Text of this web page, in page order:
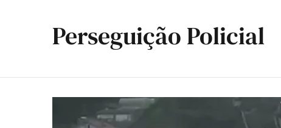
Perseguição Policial